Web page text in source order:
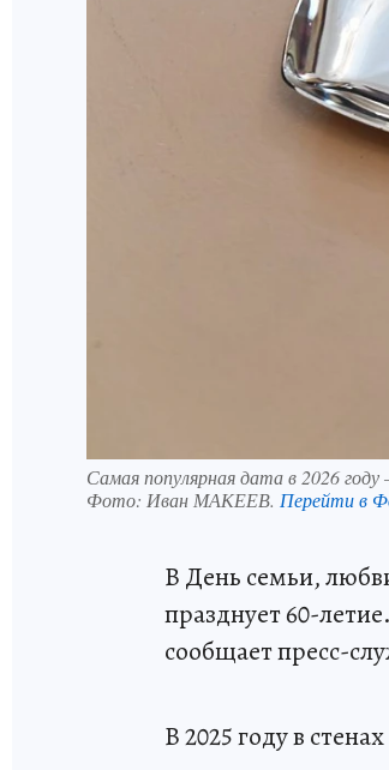
Самая популярная дата в 2026
Фото: Иван МАКЕЕВ. Перейти в
В День семьи,
празднует 60-
сообщает пресс-
В 2025 году в